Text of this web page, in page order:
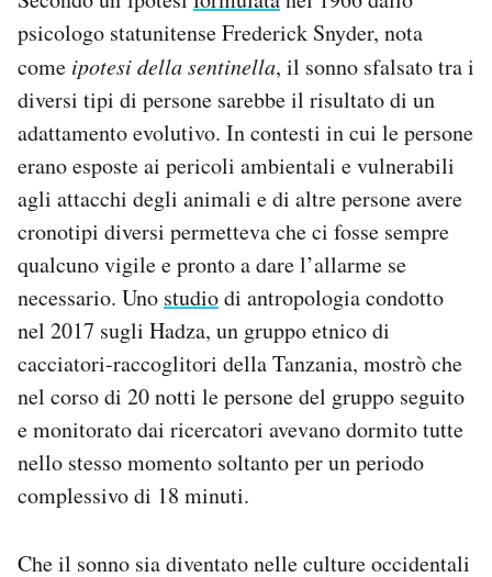
psicologo statunitense Frederick Snyder, nota
come ipotesi della sentinella, il sonno sfalsato tra i
diversi tipi di persone sarebbe il risultato di un
adattamento evolutivo. In contesti in cui le persone
erano esposte ai pericoli ambientali e vulnerabili
agli attacchi degli animali e di altre persone avere
cronotipi diversi permetteva che ci fosse sempre
qualcuno vigile e pronto a dare l’allarme se
necessario. Uno studiodi antropologia condotto
nel 2017 sugli Hadza, un gruppo etnico di
cacciatori-raccoglitori della Tanzania, mostrò che
nel corso di 20 notti le persone del gruppo seguito
e monitorato dai ricercatori avevano dormito tutte
nello stesso momento soltanto per un periodo
complessivo di 18 minuti.
Che il sonno sia diventato nelle culture occidentali